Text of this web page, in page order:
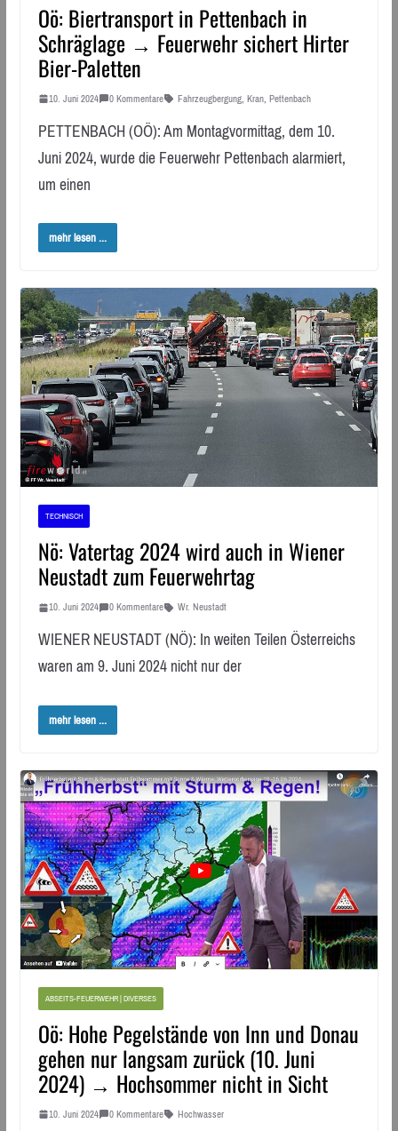
Oö: Biertransport in Pettenbach in
Schräglage → Feuerwehr sichert Hirter
Bier-Paletten
10. Juni 2024 0 Kommentare Fahrzeugbergung, Kran, Pettenbach
PETTENBACH (OÖ): Am Montagvormittag, dem 10.
Juni 2024, wurde die Feuerwehr Pettenbach alarmiert,
um einen
mehr lesen ...
TECHNISCH
Nö: Vatertag 2024 wird auch in Wiener
Neustadt zum Feuerwehrtag
10. Juni 2024 0 Kommentare Wr. Neustadt
WIENER NEUSTADT (NÖ): In weiten Teilen Österreichs
waren am 9. Juni 2024 nicht nur der
mehr lesen ...
ABSEITS-FEUERWEHR | DIVERSES
Oö: Hohe Pegelstände von Inn und Donau
gehen nur langsam zurück (10. Juni
2024) → Hochsommer nicht in Sicht
10. Juni 2024 0 Kommentare Hochwasser